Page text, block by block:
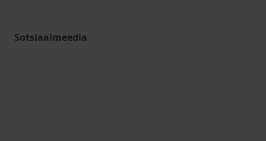
Sotsiaalmeedia